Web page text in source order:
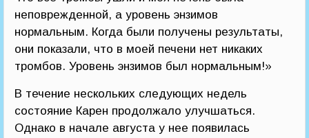
неповрежденной, а уровень энзимов
нормальным. Когда были получены результаты,
они показали, что в моей печени нет никаких
тромбов. Уровень энзимов был нормальным!»
В течение нескольких следующих недель
состояние Карен продолжало улучшаться.
Однако в начале августа у нее появилась